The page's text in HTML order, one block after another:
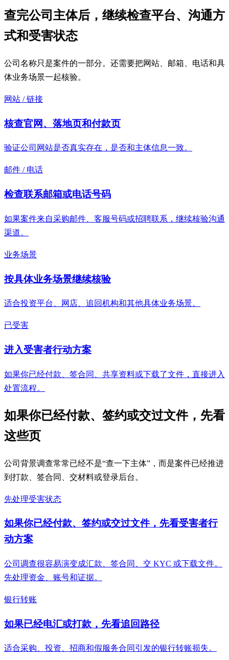
查完公司主体后，继续检查平台、沟通方
式和受害状态
公司名称只是案件的一部分。还需要把网站、邮箱、电话和具
体业务场景一起核验。
网站 / 链接
核查官网、落地页和付款页
验证公司网站是否真实存在，是否和主体信息一致。
邮件 / 电话
检查联系邮箱或电话号码
如果案件来自采购邮件、客服号码或招聘联系，继续核验沟通
渠道。
业务场景
按具体业务场景继续核验
适合投资平台、网店、追回机构和其他具体业务场景。
已受害
进入受害者行动方案
如果你已经付款、签合同、共享资料或下载了文件，直接进入
处置流程。
如果你已经付款、签约或交过文件，先看
这些页
公司背景调查常常已经不是“查一下主体”，而是案件已经推进
到打款、签合同、交材料或登录后台。
先处理受害状态
如果你已经付款、签约或交过文件，先看受害者行
动方案
公司调查很容易演变成汇款、签合同、交 KYC 或下载文件。
先处理资金、账号和证据。
银行转账
如果已经电汇或打款，先看追回路径
适合采购、投资、招商和假服务合同引发的银行转账损失。